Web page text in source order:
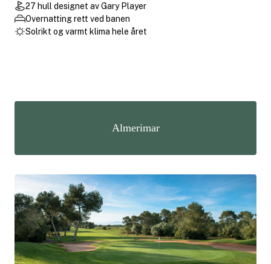
27 hull designet av Gary Player
Overnatting rett ved banen
Solrikt og varmt klima hele året
Almerimar